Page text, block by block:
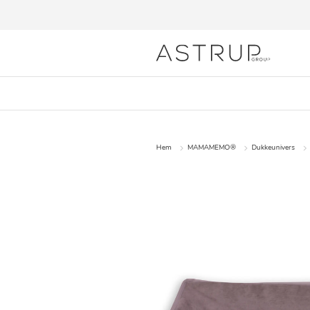
Hem MAMAMEMO® Dukkeunivers